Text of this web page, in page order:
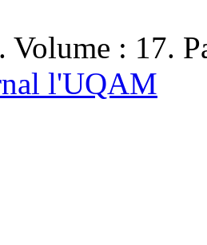
Volume : 17.
l'UQAM